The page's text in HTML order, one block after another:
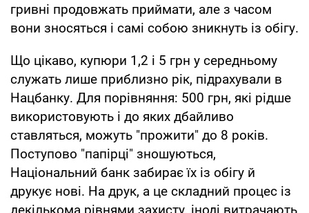
гривні продовжать приймати, але з часом
вони зносяться і самі собою зникнуть із обігу.
Що цікаво, купюри 1,2 і 5 грн у середньому
служать лише приблизно рік, підрахували в
Нацбанку. Для порівняння: 500 грн, які рідше
використовують і до яких дбайливо
ставляться, можуть "прожити" до 8 років.
Поступово "папірці" зношуються,
Національний банк забирає їх із обігу й
друкує нові. На друк, а це складний процес із